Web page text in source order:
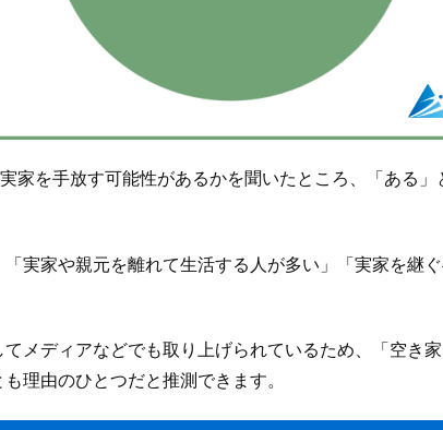
家を手放す可能性があるかを聞いたところ、「ある」
実家や親元を離れて生活する人が多い」「実家を継
メディアなどでも取り上げられているため、「空き
理由のひとつだと推測できます。